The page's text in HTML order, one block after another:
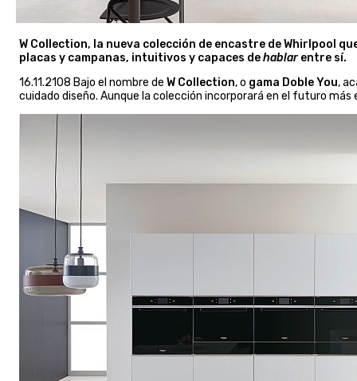
W Collection, la nueva colección de encastre de Whirlpool
placas y campanas, intuitivos y capaces dehablarentre sí.
16.11.2108 Bajo el nombre de W Collection, o gama Doble You,
cuidado diseño. Aunque la colección incorporará en el futuro